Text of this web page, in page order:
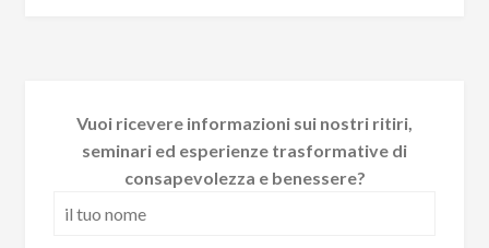
Vuoi ricevere informazioni sui nostri ritiri,
seminari ed esperienze trasformative di
consapevolezza e benessere?